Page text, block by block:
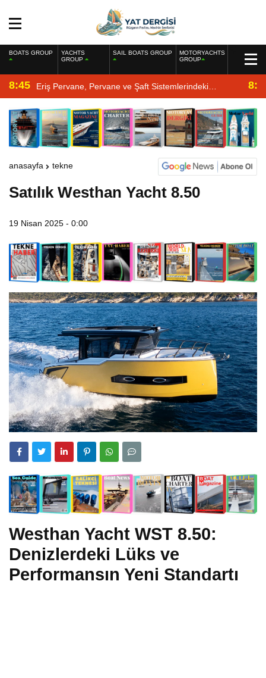
BOATS GROUP
YACHTS
GROUP
SAIL BOATS GROUP
MOTORYACHTS
GROUP
8:45 Eriş Pervane, Pervane ve Şaft Sistemlerindeki
Uzmanlığıyla Yat Dergisi’nde
anasayfa tekne
Satılık Westhan Yacht 8.50
19 Nisan 2025 - 0:00
Westhan Yacht WST 8.50:
Denizlerdeki Lüks ve
Performansın Yeni Standartı